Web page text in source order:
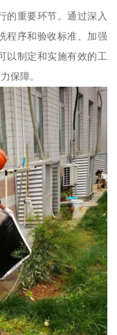
的重要环节。通过深入
程序和验收标准、加强
以制定和实施有效的工
保障。